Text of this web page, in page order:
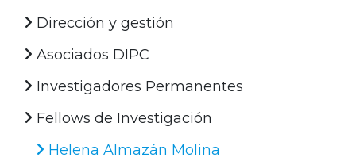
Dirección y gestión
Asociados DIPC
Investigadores Permanentes
Fellows de Investigación
Helena Almazán Molina